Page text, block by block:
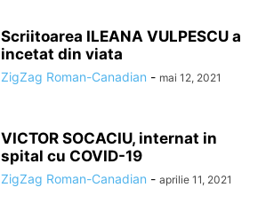
Scriitoarea ILEANA VULPESCU a
incetat din viata
ZigZag Roman-Canadian - mai 12, 2021
VICTOR SOCACIU, internat in
spital cu COVID-19
ZigZag Roman-Canadian - aprilie 11, 2021